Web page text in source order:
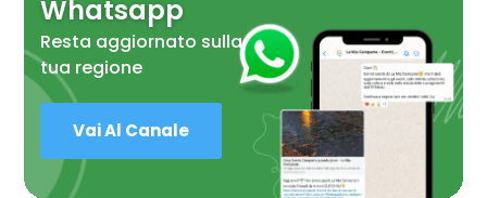
Whatsapp
Resta aggiornato sulla
tua regione
Vai Al Canale